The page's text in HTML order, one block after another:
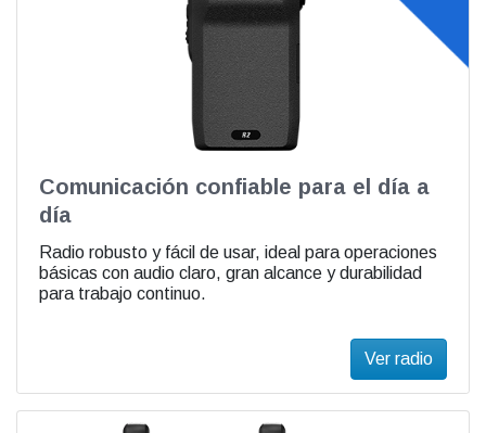
Comunicación confiable para el día a
día
Radio robusto y fácil de usar, ideal para operaciones
básicas con audio claro, gran alcance y durabilidad
para trabajo continuo.
Ver radio